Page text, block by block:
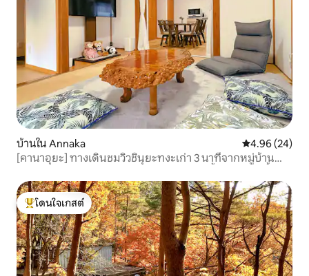
บ้านใน Annaka คะแนนเฉลี่ย
4.96 (24)
[คานาอุยะ] ทางเดินชมวิวชินุยะทงะเก่า 3 นาทีจากหมู่บ้าน
โดนใจเกสต์ที่สุด
โดนใจเกสต์